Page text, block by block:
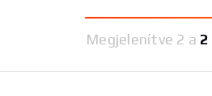
Megjelenítve 2 a 2